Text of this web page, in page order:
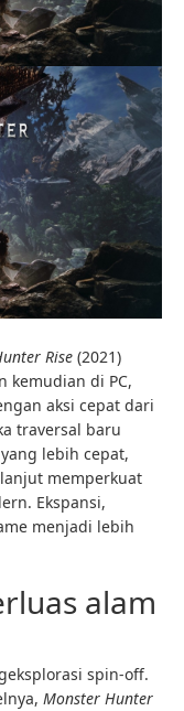
Rise (2021)
kemudian di PC,
aksi cepat dari
traversal baru
lebih cepat,
memperkuat
Ekspansi,
menjadi lebih
alam
spin-off.
Monster Hunter